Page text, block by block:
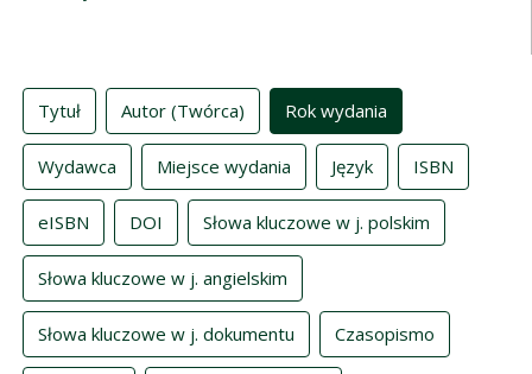
Indeksy
Tytuł Autor (Twórca) Rok wydania
Wydawca Miejsce wydania Język ISBN
eISBN DOI Słowa kluczowe w j. polskim
Słowa kluczowe w j. angielskim
Słowa kluczowe w j. dokumentu Czasopismo